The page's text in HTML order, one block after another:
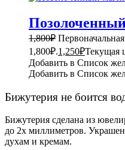
1,800₽
1,800₽.1,250₽Текущая
Добавить в Список
Добавить в Список
Бижутерия не боится
Бижутерия сделана из
до 2х миллиметров.
духам и кремам.